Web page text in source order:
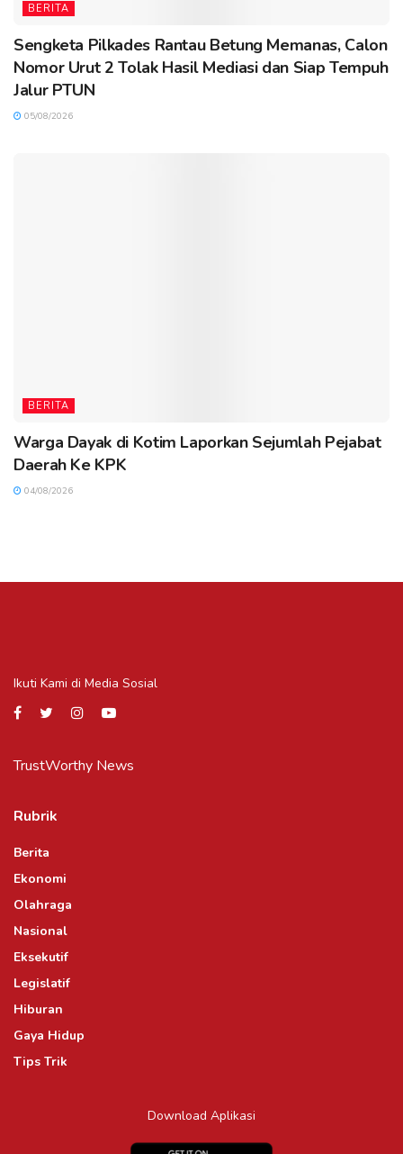
BERITA
Sengketa Pilkades Rantau Betung Memanas, Calon
Nomor Urut 2 Tolak Hasil Mediasi dan Siap Tempuh
Jalur PTUN
05/08/2026
BERITA
Warga Dayak di Kotim Laporkan Sejumlah Pejabat
Daerah Ke KPK
04/08/2026
Ikuti Kami di Media Sosial
TrustWorthy News
Rubrik
Berita
Ekonomi
Olahraga
Nasional
Eksekutif
Legislatif
Hiburan
Gaya Hidup
Tips Trik
Download Aplikasi